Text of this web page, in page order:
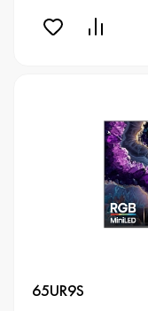
65UR9S